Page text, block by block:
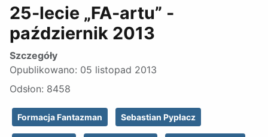
25-lecie „FA-artu” -
październik 2013
Szczegóły
Opublikowano: 05 listopad 2013
Odsłon: 8458
Formacja Fantazman Sebastian Pypłacz